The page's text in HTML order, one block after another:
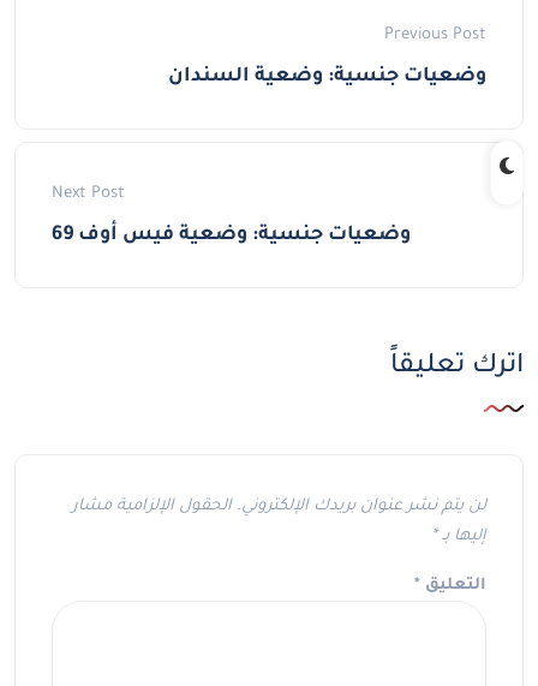
Previous Post
وضعيات جنسية: وضعية السندان
Next Post
وضعيات جنسية: وضعية فيس أوف 69
اترك تعليقاً
لن يتم نشر عنوان بريدك الإلكتروني. الحقول الإلزامية مشار
إليها بـ*
التعليق *